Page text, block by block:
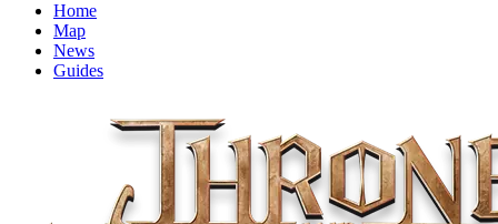
Home
Map
News
Guides